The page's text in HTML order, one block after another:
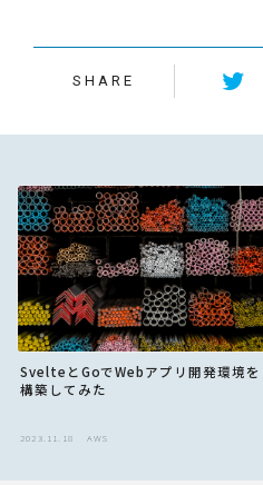
SHARE
SvelteとGoでWebアプリ開発環境を
構築してみた
2023.11.18 AWS